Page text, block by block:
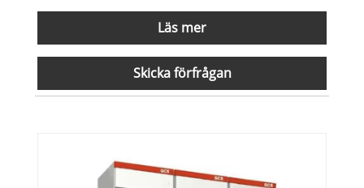
Läs mer
Skicka förfrågan